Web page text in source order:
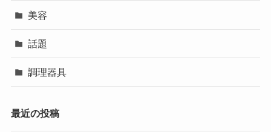
美容
話題
調理器具
最近の投稿